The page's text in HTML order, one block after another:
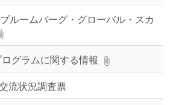
ルームバーグ・グローバル・スカ
グラムに関する情報
流状況調査票